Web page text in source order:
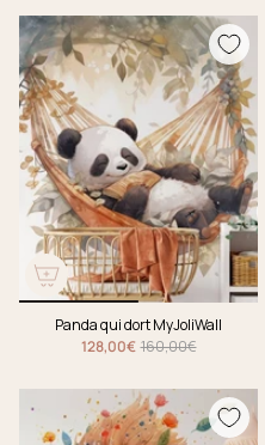
Panda qui dort MyJoliWall
128,00€ 160,00€